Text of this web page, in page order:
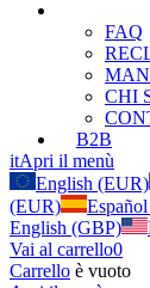
FAQ
CHI
B2B
itApri il menù
English (EUR)
(EUR)
English (GBP)
Vai al carrello0
Carrello è vuoto